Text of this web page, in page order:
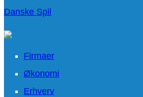
Danske Spil
Firmaer
Økonomi
Erhverv